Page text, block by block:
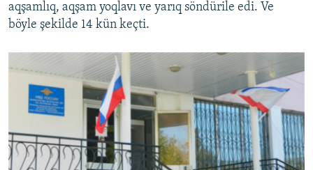
aqşamlıq, aqşam yoqlavı ve yarıq söndürile edi. Ve
böyle şekilde 14 kün keçti.